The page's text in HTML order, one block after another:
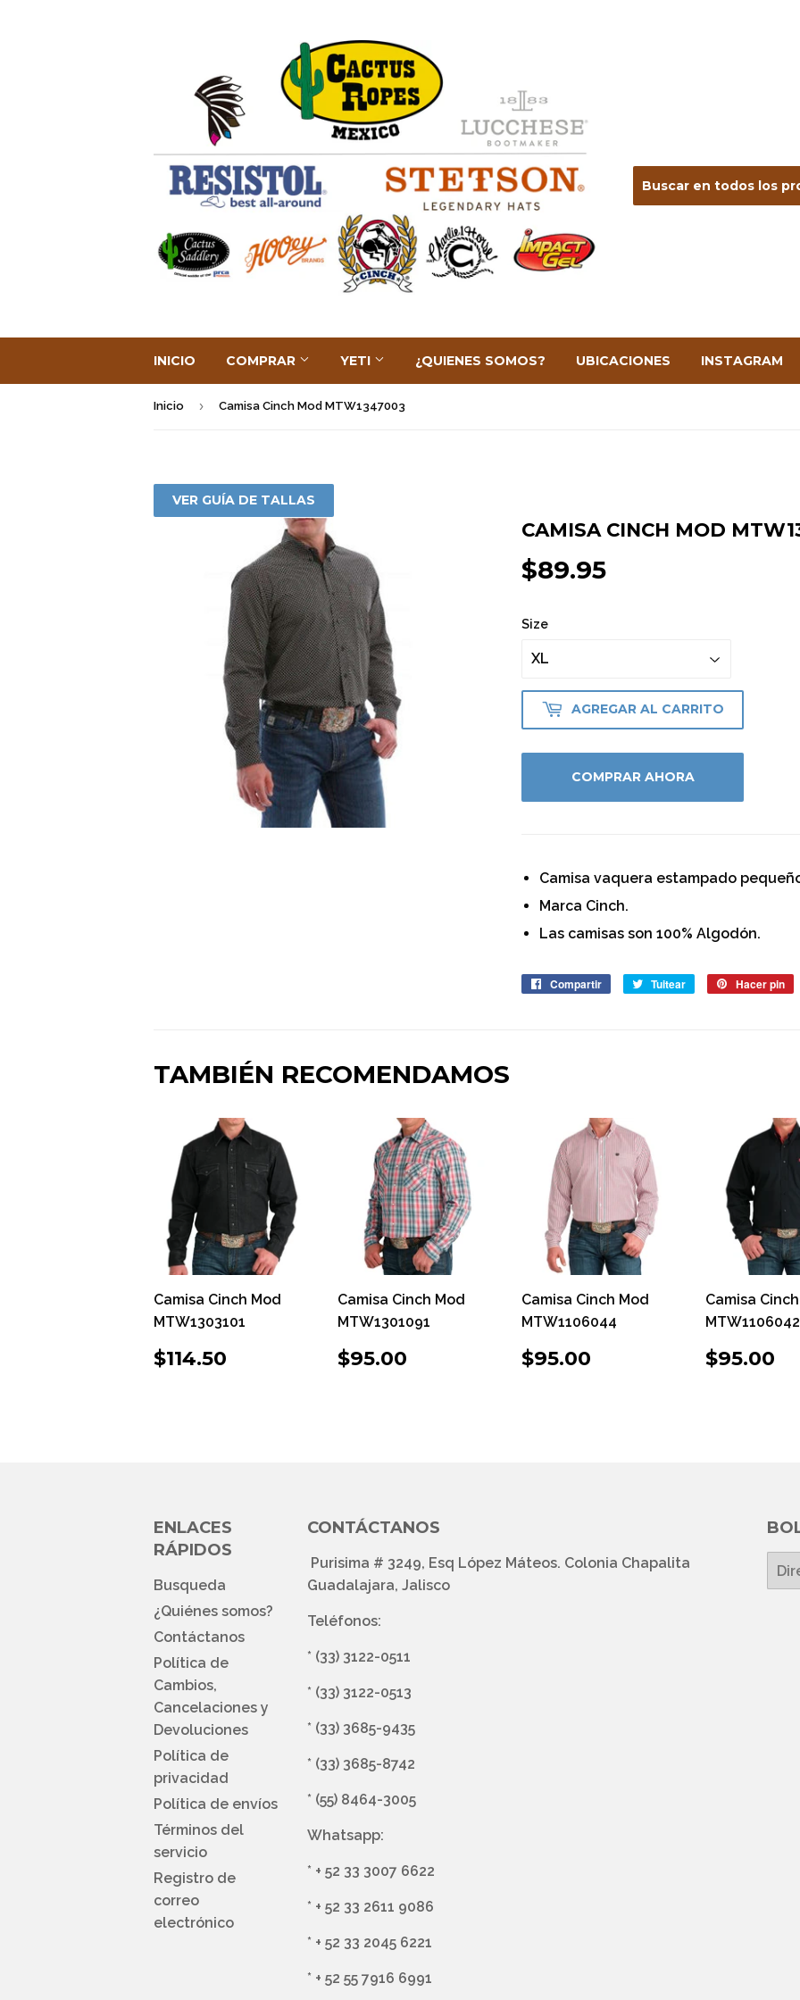
INICIO COMPRAR YETI ¿QUIENES SOMOS? UBICACIONES INSTAGRAM
Inicio › Camisa Cinch Mod MTW1347003
VER GUÍA DE TALLAS
CAMISA CINCH MOD
$89.95
Size
AGREGAR AL CARRITO
COMPRAR AHORA
Camisa vaquera estampado
Marca Cinch.
Las camisas son 100% Algodón.
Compartir
CompartirTuitear
Tuitear Hacer pin
TAMBIÉN RECOMENDAMOS
Camisa Cinch Mod
MTW1303101
PRECIO
HABITUAL
$114.50
Camisa Cinch Mod
MTW1301091
PRECIO
HABITUAL
$95.00
Camisa Cinch Mod
MTW1106044
PRECIO
HABITUAL
$95.00
Camisa
MTW1106042
PRECIO
$95.00
ENLACES
RÁPIDOS
Busqueda
¿Quiénes somos?
Contáctanos
Política de
Cambios,
Cancelaciones y
Devoluciones
Política de
privacidad
Política de envíos
Términos del
servicio
Registro de
correo
electrónico
CONTÁCTANOS
Purisima # 3249, Esq López Máteos. Colonia Chapalita
Guadalajara, Jalisco
Teléfonos:
* (33) 3122-0511
* (33) 3122-0513
* (33) 3685-9435
* (33) 3685-8742
* (55) 8464-3005
Whatsapp:
* + 52 33 3007 6622
* + 52 33 2611 9086
* + 52 33 2045 6221
* + 52 55 7916 6991
E-